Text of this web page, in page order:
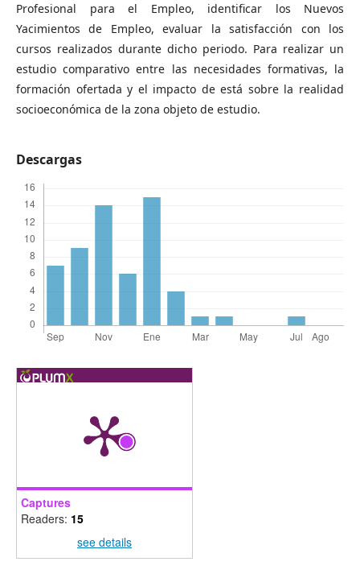
Profesional para el Empleo, identificar los Nuevos
Yacimientos de Empleo, evaluar la satisfacción con los
cursos realizados durante dicho periodo. Para realizar un
estudio comparativo entre las necesidades formativas, la
formación ofertada y el impacto de está sobre la realidad
socioeconómica de la zona objeto de estudio.
Descargas
Captures
Readers: 15
see details